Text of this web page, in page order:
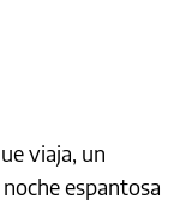
viaja, un
espantosa